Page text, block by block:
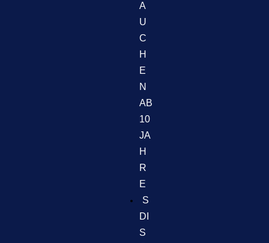
A
U
C
H
E
N
AB
10
JA
H
R
E
S
DI
S